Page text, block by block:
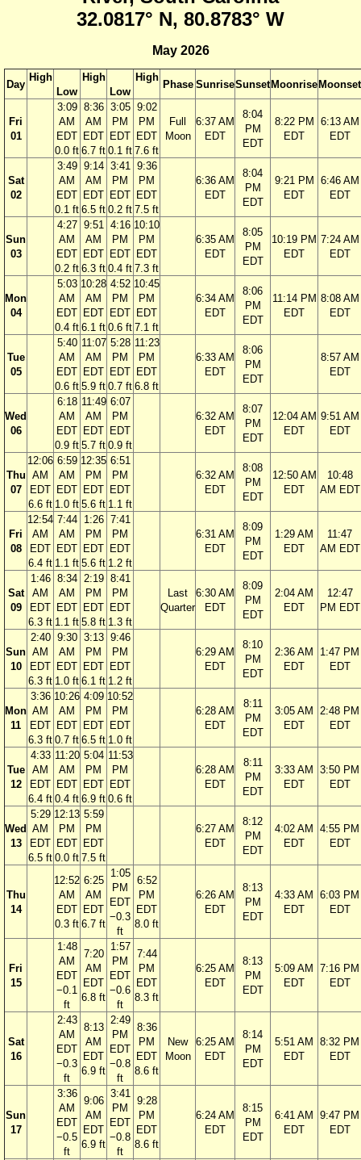
32.0817° N, 80.8783° W
May 2026
Day
High
Low
High
Low
High
Phase SunriseSunset Moonrise Moonset
Fri
01
3:09
AM
EDT
0.0 ft
8:36
AM
EDT
6.7 ft
3:05
PM
EDT
0.1 ft
9:02
PM
EDT
7.6 ft
Full
Moon
6:37 AM
EDT
8:04
PM
EDT
8:22 PM
EDT
6:13 AM
EDT
Sat
02
3:49
AM
EDT
0.1 ft
9:14
AM
EDT
6.5 ft
3:41
PM
EDT
0.2 ft
9:36
PM
EDT
7.5 ft
6:36 AM
EDT
8:04
PM
EDT
9:21 PM
EDT
6:46 AM
EDT
Sun
03
4:27
AM
EDT
0.2 ft
9:51
AM
EDT
6.3 ft
4:16
PM
EDT
0.4 ft
10:10
PM
EDT
7.3 ft
6:35 AM
EDT
8:05
PM
EDT
10:19 PM
EDT
7:24 AM
EDT
Mon
04
5:03
AM
EDT
0.4 ft
10:28
AM
EDT
6.1 ft
4:52
PM
EDT
0.6 ft
10:45
PM
EDT
7.1 ft
6:34 AM
EDT
8:06
PM
EDT
11:14 PM
EDT
8:08 AM
EDT
Tue
05
5:40
AM
EDT
0.6 ft
11:07
AM
EDT
5.9 ft
5:28
PM
EDT
0.7 ft
11:23
PM
EDT
6.8 ft
6:33 AM
EDT
8:06
PM
EDT
8:57 AM
EDT
Wed
06
6:18
AM
EDT
0.9 ft
11:49
AM
EDT
5.7 ft
6:07
PM
EDT
0.9 ft
6:32 AM
EDT
8:07
PM
EDT
12:04 AM
EDT
9:51 AM
EDT
Thu
07
12:06
AM
EDT
6.6 ft
6:59
AM
EDT
1.0 ft
12:35
PM
EDT
5.6 ft
6:51
PM
EDT
1.1 ft
6:32 AM
EDT
8:08
PM
EDT
12:50 AM
EDT
10:48
AM EDT
Fri
08
12:54
AM
EDT
6.4 ft
7:44
AM
EDT
1.1 ft
1:26
PM
EDT
5.6 ft
7:41
PM
EDT
1.2 ft
6:31 AM
EDT
8:09
PM
EDT
1:29 AM
EDT
11:47
AM EDT
Sat
09
1:46
AM
EDT
6.3 ft
8:34
AM
EDT
1.1 ft
2:19
PM
EDT
5.8 ft
8:41
PM
EDT
1.3 ft
Last
Quarter
6:30 AM
EDT
8:09
PM
EDT
2:04 AM
EDT
12:47
PM EDT
Sun
10
2:40
AM
EDT
6.3 ft
9:30
AM
EDT
1.0 ft
3:13
PM
EDT
6.1 ft
9:46
PM
EDT
1.2 ft
6:29 AM
EDT
8:10
PM
EDT
2:36 AM
EDT
1:47 PM
EDT
Mon
11
3:36
AM
EDT
6.3 ft
10:26
AM
EDT
0.7 ft
4:09
PM
EDT
6.5 ft
10:52
PM
EDT
1.0 ft
6:28 AM
EDT
8:11
PM
EDT
3:05 AM
EDT
2:48 PM
EDT
Tue
12
4:33
AM
EDT
6.4 ft
11:20
AM
EDT
0.4 ft
5:04
PM
EDT
6.9 ft
11:53
PM
EDT
0.6 ft
6:28 AM
EDT
8:11
PM
EDT
3:33 AM
EDT
3:50 PM
EDT
Wed
13
5:29
AM
EDT
6.5 ft
12:13
PM
EDT
0.0 ft
5:59
PM
EDT
7.5 ft
6:27 AM
EDT
8:12
PM
EDT
4:02 AM
EDT
4:55 PM
EDT
Thu
14
12:52
AM
EDT
0.3 ft
6:25
AM
EDT
6.7 ft
1:05
PM
EDT
−0.3
ft
6:52
PM
EDT
8.0 ft
6:26 AM
EDT
8:13
PM
EDT
4:33 AM
EDT
6:03 PM
EDT
Fri
15
1:48
AM
EDT
−0.1
ft
7:20
AM
EDT
6.8 ft
1:57
PM
EDT
−0.6
ft
7:44
PM
EDT
8.3 ft
6:25 AM
EDT
8:13
PM
EDT
5:09 AM
EDT
7:16 PM
EDT
Sat
16
2:43
AM
EDT
−0.3
ft
8:13
AM
EDT
6.9 ft
2:49
PM
EDT
−0.8
ft
8:36
PM
EDT
8.6 ft
New
Moon
6:25 AM
EDT
8:14
PM
EDT
5:51 AM
EDT
8:32 PM
EDT
Sun
17
3:36
AM
EDT
−0.5
ft
9:06
AM
EDT
6.9 ft
3:41
PM
EDT
−0.8
ft
9:28
PM
EDT
8.6 ft
6:24 AM
EDT
8:15
PM
EDT
6:41 AM
EDT
9:47 PM
EDT